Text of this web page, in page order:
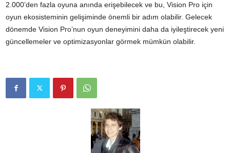
2.000’den fazla oyuna anında erişebilecek ve bu, Vision Pro için
oyun ekosisteminin gelişiminde önemli bir adım olabilir. Gelecek
dönemde Vision Pro’nun oyun deneyimini daha da iyileştirecek yeni
güncellemeler ve optimizasyonlar görmek mümkün olabilir.